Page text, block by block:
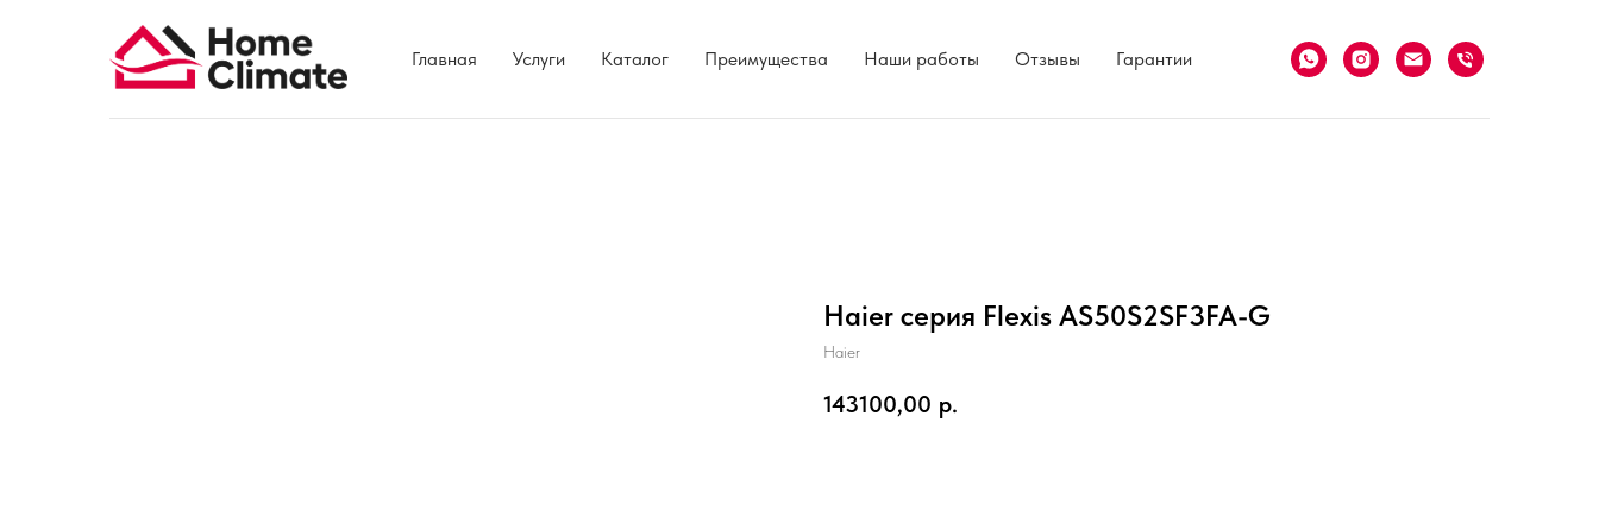
Главная Услуги Каталог Преимущества Наши работы Отзывы Гарантии
Haier серия Flexis AS50S2SF3FA-G
Haier
143100,00 р.